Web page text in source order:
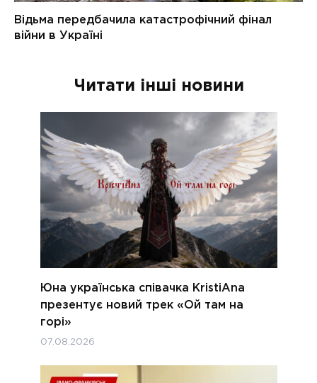
Читати інші новини
Юна українська співачка KristiAna
презентує новий трек «Ой там на
горі»
07.08.2026